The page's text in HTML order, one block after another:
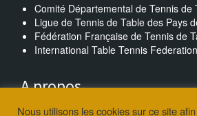
Comité Départemental de Tennis de
Ligue de Tennis de Table des Pays
Fédération Française de Tennis de
International Table Tennis Federation
A propos
Nous utilisons les cookies sur ce site